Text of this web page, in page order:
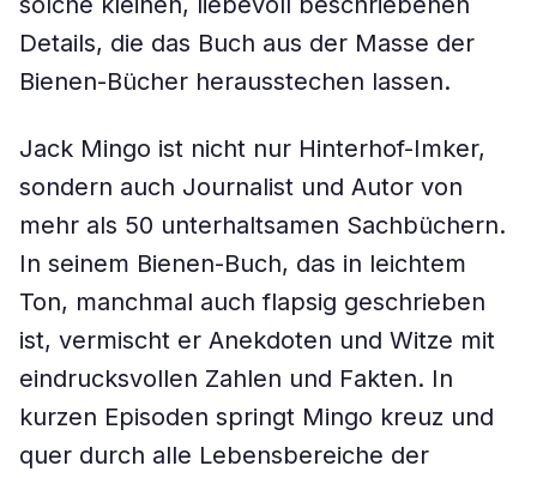
Details, die das Buch aus der Masse der
Bienen-Bücher herausstechen lassen.
Jack Mingo ist nicht nur Hinterhof-Imker,
sondern auch Journalist und Autor von
mehr als 50 unterhaltsamen Sachbüchern.
In seinem Bienen-Buch, das in leichtem
Ton, manchmal auch flapsig geschrieben
ist, vermischt er Anekdoten und Witze mit
eindrucksvollen Zahlen und Fakten. In
kurzen Episoden springt Mingo kreuz und
quer durch alle Lebensbereiche der